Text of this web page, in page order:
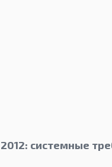
системные